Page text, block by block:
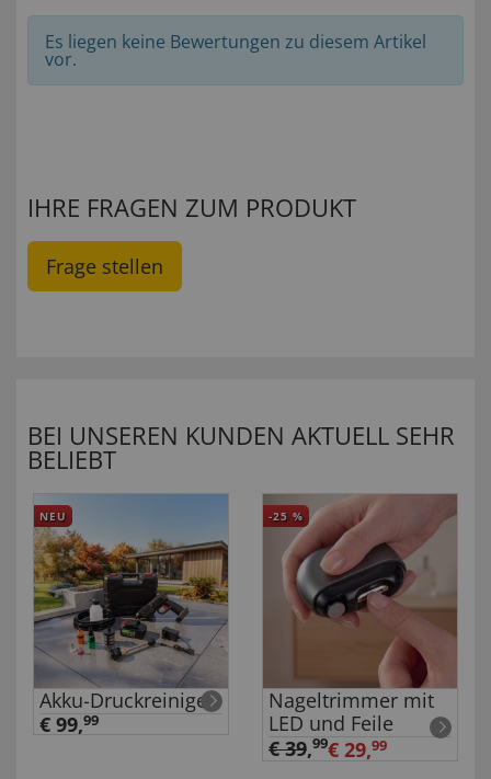
Es liegen keine Bewertungen zu diesem Artikel
vor.
IHRE FRAGEN ZUM PRODUKT
Frage stellen
BEI UNSEREN KUNDEN AKTUELL SEHR
BELIEBT
NEU
Akku-Druckreiniger
€ 99,99
-25 %
Nageltrimmer mit
LED und Feile
€ 39,99€ 29,99